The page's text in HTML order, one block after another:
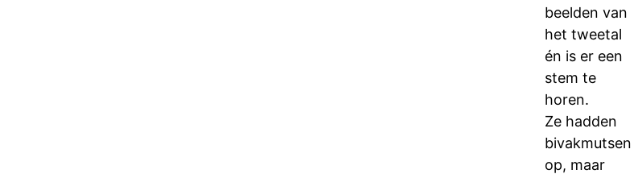
beelden van
het tweetal
én is er een
stem te
horen.
Ze hadden
bivakmutsen
op, maar